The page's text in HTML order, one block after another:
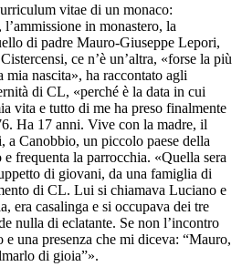
vitae di un monaco:
in monastero, la
di padre Mauro-Giuseppe Lepori,
ce n’è un’altra, «forse la più
nascita», ha raccontato agli
di CL, «perché è la data in cui
vita e tutto di me ha preso finalmente
Ha 17 anni. Vive con la madre, il
a Canobbio, un piccolo paese della
frequenta la parrocchia. «Quella sera
di giovani, da una famiglia di
di CL. Lui si chiamava Luciano e
era casalinga e si occupava dei tre
nulla di eclatante. Se non l’incontro
una presenza che mi diceva: “Mauro,
di gioia”».